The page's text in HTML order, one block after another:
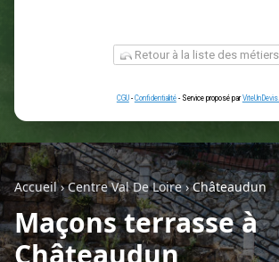
ou
Géolocalisez-moi
Retour à la liste
Accueil›Centre Val De Loire›Châteaudun
Maçons terrasse à
Châteaudun